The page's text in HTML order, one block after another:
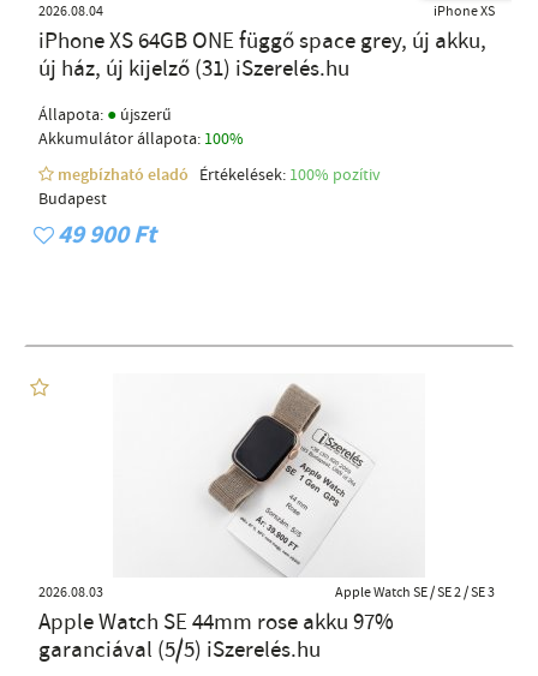
2026.08.04
iPhone XS
iPhone XS 64GB ONE függő space grey, új akku,
új ház, új kijelző (31) iSzerelés.hu
Állapota: ● újszerű
Akkumulátor állapota: 100%
megbízható eladó
Értékelések: 100% pozítiv
Budapest
49 900 Ft
2026.08.03 Apple Watch SE / SE 2 / SE 3
Apple Watch SE 44mm rose akku 97%
garanciával (5/5) iSzerelés.hu